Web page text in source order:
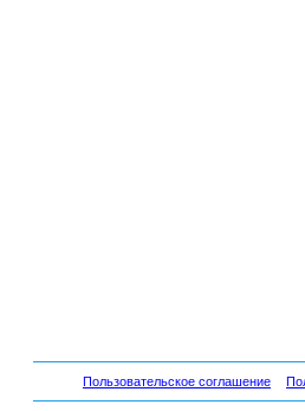
Пользовательское соглашение